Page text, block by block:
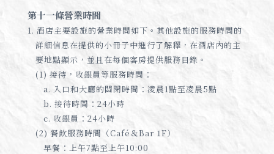
第十一條營業時間
1. 酒店主要設施的營業時間如下。其他設施的服務時間的
詳細信息在提供的小冊子中進行了解釋，在酒店內的主
要地點顯示，並且在每個客房提供服務目錄。
(1) 接待，收銀員等服務時間：
a. 入口和大廳的關閉時間：凌晨1點至凌晨5點
b. 接待時間：24小時
c. 收銀員：24小時
(2) 餐飲服務時間（Café＆Bar 1F）
早餐：上午7點至上午10:00